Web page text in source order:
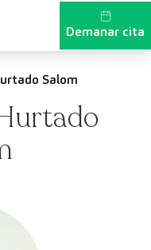
Demanar cita
Salom